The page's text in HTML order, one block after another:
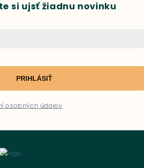
si ujsť žiadnu novinku
PRIHLÁSIŤ
osobných údajov